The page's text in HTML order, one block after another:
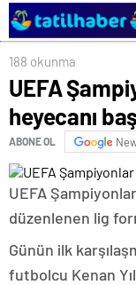
188 okunma
UEFA
heyecanı
ABONE OL
UEFA
düzenlenen lig
Günün ilk
futbolcu Kenan